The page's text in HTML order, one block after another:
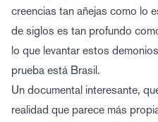
creencias tan añejas como lo
de siglos es tan profundo
lo que levantar estos
prueba está Brasil.
Un documental interesante,
realidad que parece más